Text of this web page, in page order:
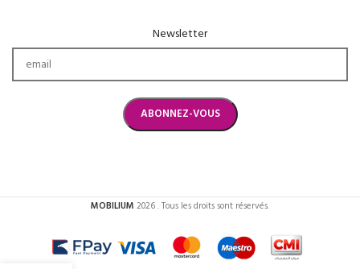
Newsletter
MOBILIUM 2026 . Tous les droits sont réservés.